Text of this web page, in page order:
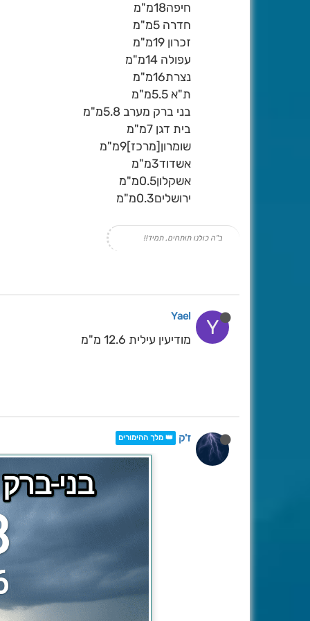
חיפה18מ"מ
חדרה 5מ"מ
זכרון 19מ"מ
עפולה 14מ"מ
נצרת16מ"מ
ת"א 5.5מ"מ
בני ברק מערב 5.8מ"מ
בית דגן 7מ"מ
שומרון[מרכז]9מ"מ
אשדוד3מ"מ
אשקלון0.5מ"מ
ירושלים0.3מ"מ
ב"ה כולנו תותחים, תמיד!!
Y
Yael
מודיעין עילית 12.6 מ"מ
ז'ק 👑 מלך ההימורים